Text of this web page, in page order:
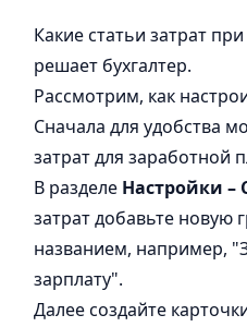
Какие статьи затрат
решает бухгалтер.
Рассмотрим, как
Сначала для удобства
затрат для заработной
В разделе Настройки –
затрат добавьте новую
названием, например,
зарплату".
Далее создайте